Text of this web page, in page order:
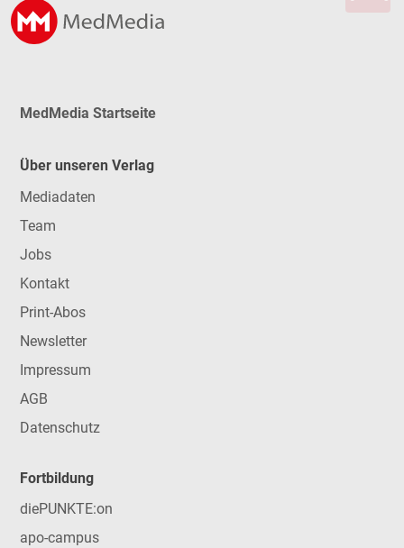
MedMedia Startseite
Über unseren Verlag
Mediadaten
Team
Jobs
Kontakt
Print-Abos
Newsletter
Impressum
AGB
Datenschutz
Fortbildung
diePUNKTE:on
apo-campus